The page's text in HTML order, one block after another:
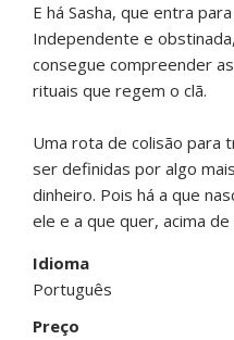
E há Sasha, que entra
Independente e
consegue compreender
rituais que regem o clã.
Uma rota de colisão para
ser definidas por algo
dinheiro. Pois há a que
ele e a que quer, acima
Idioma
Português
Preço